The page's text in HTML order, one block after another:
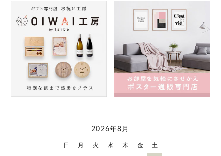
2026年8月
日 月 火 水 木 金 土